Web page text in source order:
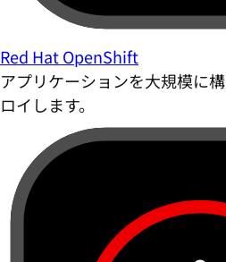
Red Hat OpenShift
アプリケーションを大規模に
ロイします。